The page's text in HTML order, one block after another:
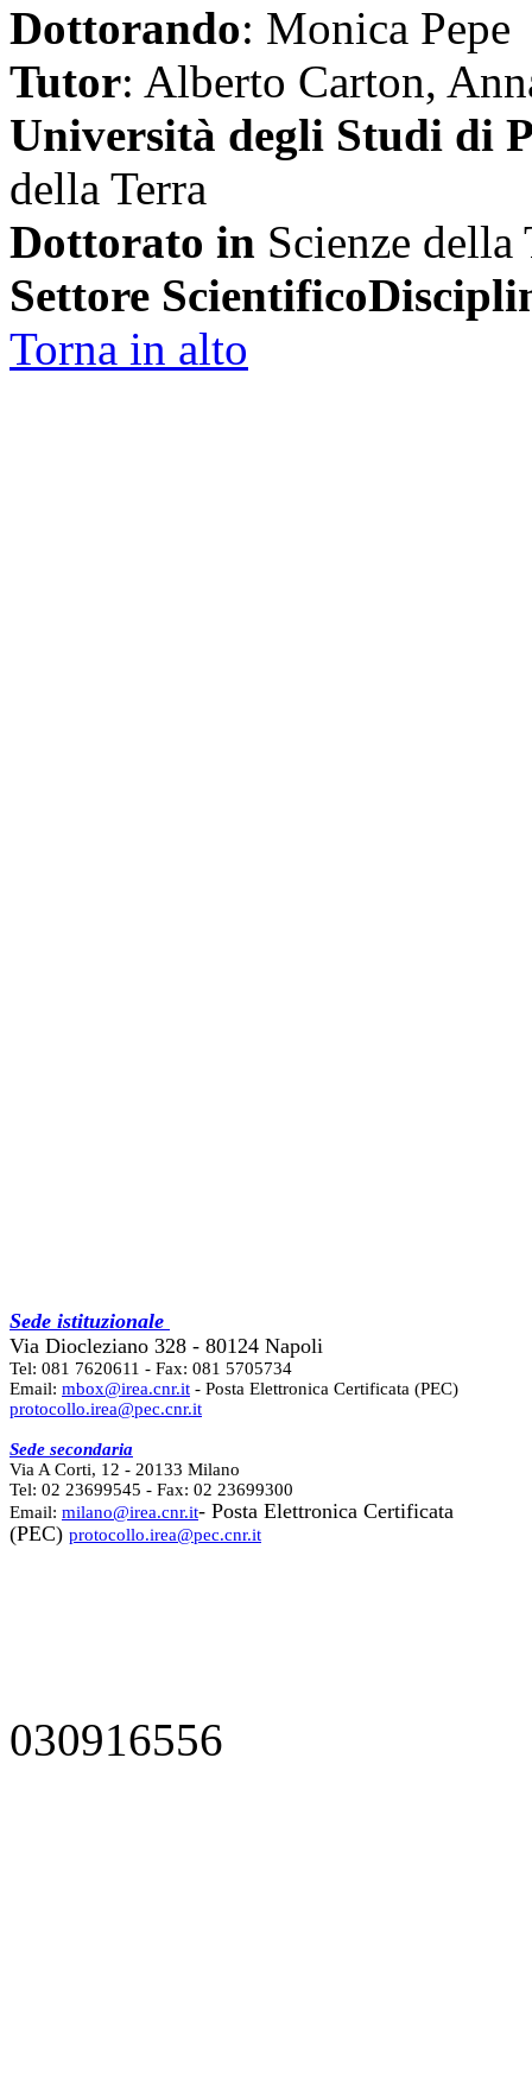
Dottorando: Monica Pepe
Tutor: Alberto Carton,
Università degli Studi di
della Terra
Dottorato in Scienze
Settore
Torna in alto
Sede istituzionale
Via Diocleziano 328 - 80124 Napoli
Tel: 081 7620611 - Fax: 081 5705734
Email: mbox@irea.cnr.it - Posta Elettronica Certificata (PEC)
protocollo.irea@pec.cnr.it
Sede secondaria
Via A Corti, 12 - 20133 Milano
Tel: 02 23699545 - Fax: 02 23699300
Email: milano@irea.cnr.it- Posta Elettronica Certificata
(PEC) protocollo.irea@pec.cnr.it
030916556